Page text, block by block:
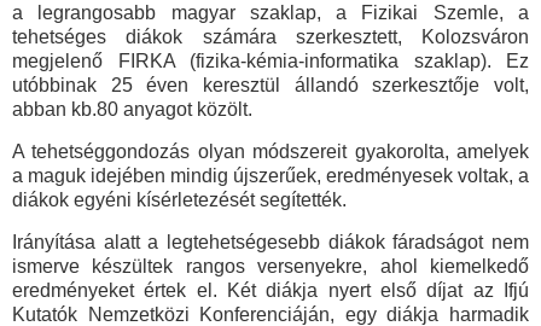
a legrangosabb magyar szaklap, a Fizikai Szemle,
a
tehetséges diákok számára szerkesztett, Kolozsváron
megjelenő FIRKA (fizika-kémia-informatika szaklap). Ez
utóbbinak 25 éven keresztül állandó szerkesztője volt,
abban kb.80 anyagot közölt.
A tehetséggondozás olyan módszereit gyakorolta, amelyek
a maguk idejében mindig újszerűek, eredményesek voltak, a
diákok egyéni kísérletezését segítették.
Irányítása alatt a legtehetségesebb diákok fáradságot nem
ismerve készültek rangos versenyekre, ahol kiemelkedő
eredményeket értek el. Két diákja nyert első díjat az Ifjú
Kutatók Nemzetközi Konferenciáján, egy diákja harmadik